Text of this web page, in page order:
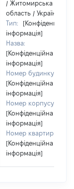
/ Житомирська
область / Україна
Тип:
[Конфіденційна
інформація]
Назва:
[Конфіденційна
інформація]
Номер будинку:
[Конфіденційна
інформація]
Номер корпусу:
[Конфіденційна
інформація]
Номер квартири:
[Конфіденційна
інформація]